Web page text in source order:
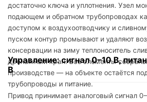
достаточно ключа и уплотнения. Узел
подающем и обратном трубопроводах
доступом к воздухоотводчику и
пуском контур промывают и удаляют
консервации на зиму теплоноситель
дренажный кран. Все элементы
производстве — на объекте остаётся
трубопроводы и питание.
Управление: сигнал 0–10 В,
В
Привод принимает аналоговый сигнал